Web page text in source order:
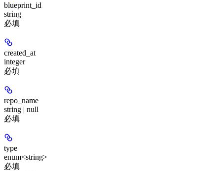
blueprint_id
string
必填
created_at
integer
必填
repo_name
string | null
必填
type
enum<string>
必填